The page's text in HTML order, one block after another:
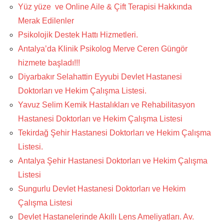
Yüz yüze ve Online Aile & Çift Terapisi Hakkında
Merak Edilenler
Psikolojik Destek Hattı Hizmetleri.
Antalya’da Klinik Psikolog Merve Ceren Güngör
hizmete başladı!!!
Diyarbakır Selahattin Eyyubi Devlet Hastanesi
Doktorları ve Hekim Çalışma Listesi.
Yavuz Selim Kemik Hastalıkları ve Rehabilitasyon
Hastanesi Doktorları ve Hekim Çalışma Listesi
Tekirdağ Şehir Hastanesi Doktorları ve Hekim Çalışma
Listesi.
Antalya Şehir Hastanesi Doktorları ve Hekim Çalışma
Listesi
Sungurlu Devlet Hastanesi Doktorları ve Hekim
Çalışma Listesi
Devlet Hastanelerinde Akıllı Lens Ameliyatları. Av.